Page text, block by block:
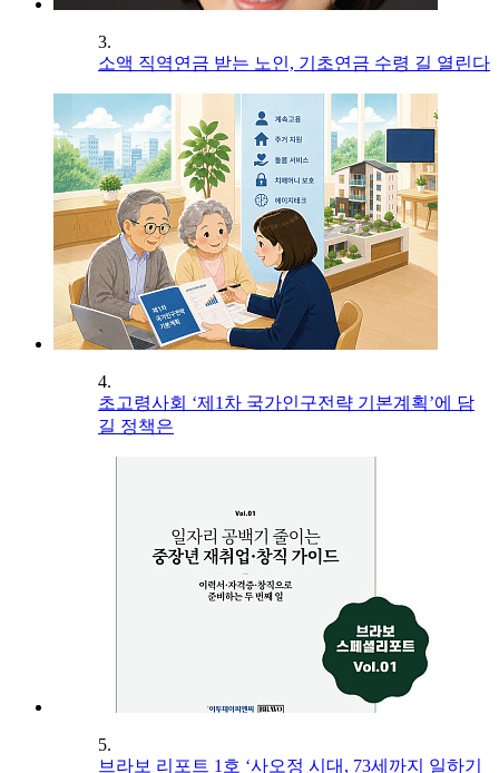
3.
소액 직역연금 받는 노인, 기초연금 수령 길 열린다
4.
초고령사회 ‘제1차 국가인구전략 기본계획’에 담
길 정책은
5.
브라보 리포트 1호 ‘사오정 시대, 73세까지 일하기